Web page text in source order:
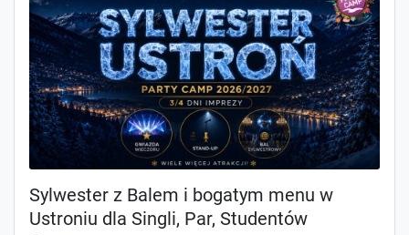
Sylwester z Balem i bogatym menu w
Ustroniu dla Singli, Par, Studentów